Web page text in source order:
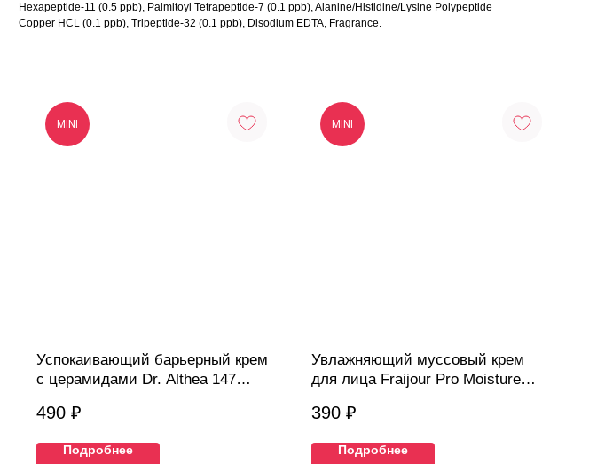
Hexapeptide-11 (0.5 ppb), Palmitoyl Tetrapeptide-7 (0.1 ppb), Alanine/Histidine/Lysine Polypeptide
Copper HCL (0.1 ppb), Tripeptide-32 (0.1 ppb), Disodium EDTA, Fragrance.
MINI
Успокаивающий барьерный крем
с церамидами Dr. Althea 147
490 ₽
Подробнее
MINI
Увлажняющий муссовый крем
для лица Fraijour Pro Moisture
390 ₽
Подробнее